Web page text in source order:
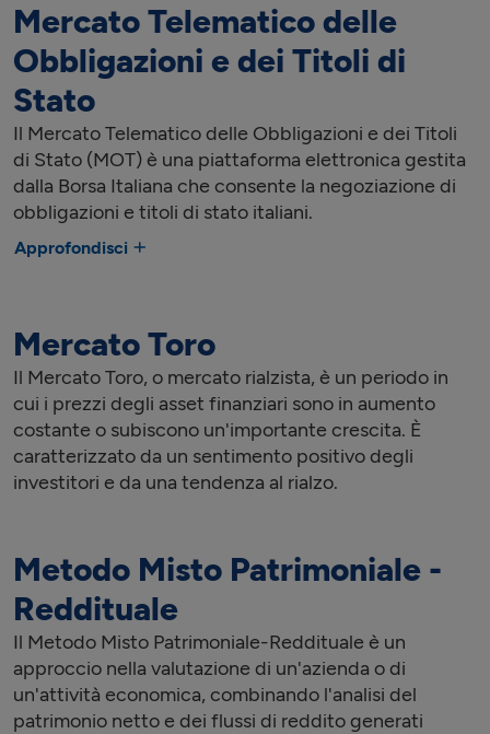
Mercato Telematico delle
Obbligazioni e dei Titoli di
Stato
Il Mercato Telematico delle Obbligazioni e dei Titoli
di Stato (MOT) è una piattaforma elettronica gestita
dalla Borsa Italiana che consente la negoziazione di
obbligazioni e titoli di stato italiani.
Approfondisci
Mercato Toro
Il Mercato Toro, o mercato rialzista, è un periodo in
cui i prezzi degli asset finanziari sono in aumento
costante o subiscono un'importante crescita. È
caratterizzato da un sentimento positivo degli
investitori e da una tendenza al rialzo.
Metodo Misto Patrimoniale -
Reddituale
Il Metodo Misto Patrimoniale-Reddituale è un
approccio nella valutazione di un'azienda o di
un'attività economica, combinando l'analisi del
patrimonio netto e dei flussi di reddito generati